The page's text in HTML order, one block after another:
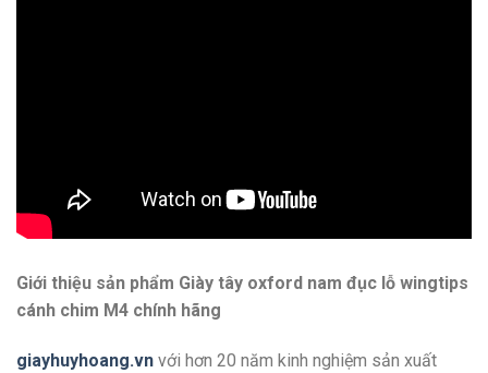
Giới thiệu sản phẩm Giày tây oxford nam đục lỗ wingtips
cánh chim M4 chính hãng
giayhuyhoang.vn với hơn 20 năm kinh nghiệm sản xuất